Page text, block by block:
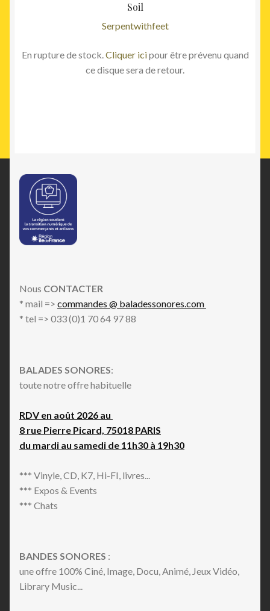
Soil
Serpentwithfeet
En rupture de stock. Cliquer icipour être prévenu quand
ce disque sera de retour.
Nous CONTACTER
* mail => commandes @ baladessonores.com
* tel => 033 (0)1 70 64 97 88
BALADES SONORES:
toute notre offre habituelle
RDV en août 2026 au
8 rue Pierre Picard, 75018 PARIS
du mardi au samedi de 11h30 à 19h30
*** Vinyle, CD, K7, Hi-FI, livres...
*** Expos & Events
*** Chats
BANDES SONORES :
une offre 100% Ciné, Image, Docu, Animé, Jeux Vidéo,
Library Music...